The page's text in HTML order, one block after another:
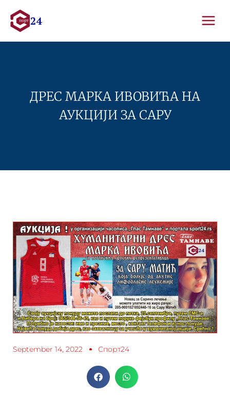
content
ДРЕС МАРКА ИВОВИЋА НА
АУКЦИЈИ ЗА САРУ
September 14, 2022 Спорт24